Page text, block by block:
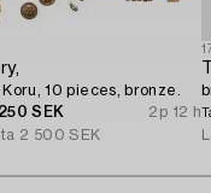
Koru, 10 pieces, bronze.
SEK
2p 12 h
2 500 SEK